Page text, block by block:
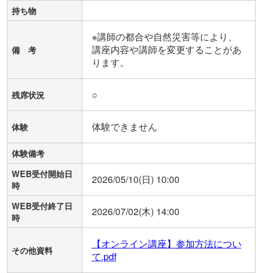
持ち物
備 考
※講師の都合や自然災害等により、
講座内容や講師を変更することがあ
ります。
残席状況 ○
体験 体験できません
体験備考
WEB受付開始日
時
2026/05/10(日) 10:00
WEB受付終了日
時
2026/07/02(木) 14:00
その他資料
【オンライン講座】参加方法につい
て.pdf